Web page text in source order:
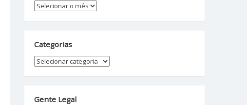
Arquivos
Categorias
Categorias
Gente Legal